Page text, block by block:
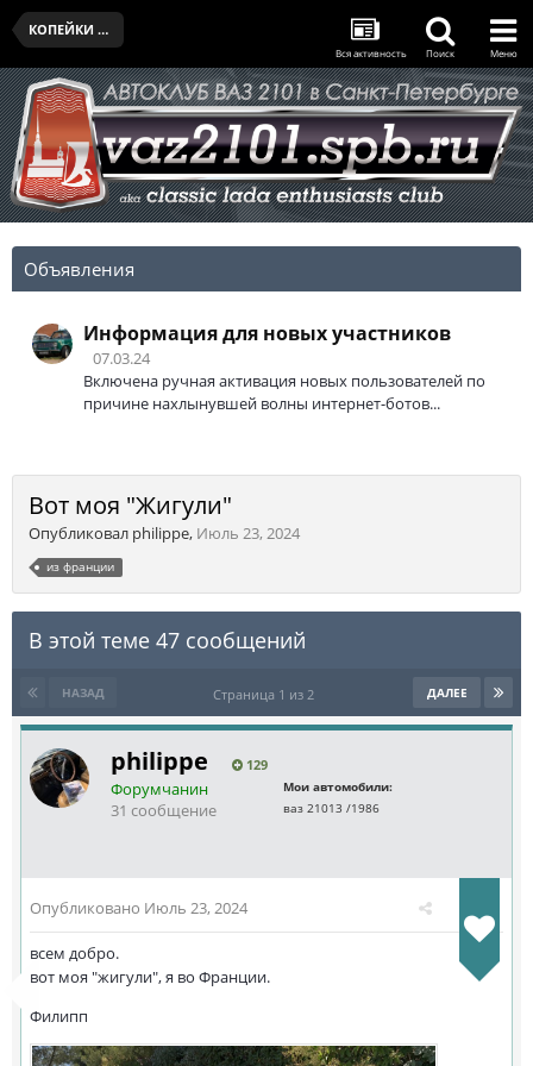
КОПЕЙКИ КЛУБА
Вся активность Поиск Меню
Объявления
Информация для новых участников
07.03.24
Включена ручная активация новых пользователей по
причине нахлынувшей волны интернет-ботов...
Вот моя "Жигули"
Опубликовал philippe, Июль 23, 2024
из франции
В этой теме 47 сообщений
НАЗАД ДАЛЕЕ
Страница 1 из 2
philippe 129
Форумчанин
31 сообщение
Мои автомобили:
ваз 21013 /1986
Опубликовано Июль 23, 2024
всем добро.
вот моя "жигули", я во Франции.
Филипп